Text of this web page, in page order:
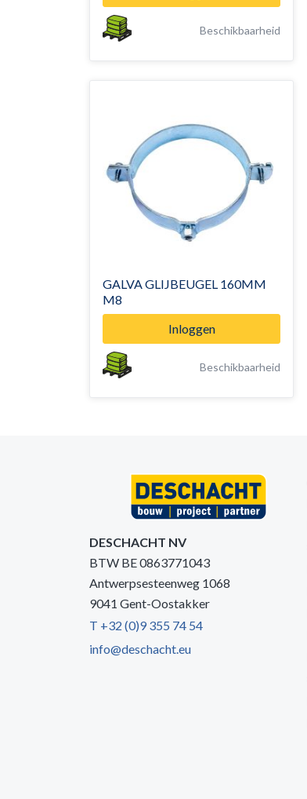
Beschikbaarheid
GALVA GLIJBEUGEL 160MM
M8
Inloggen
Beschikbaarheid
DESCHACHT NV
BTW BE 0863771043
Antwerpsesteenweg 1068
9041 Gent-Oostakker
T +32 (0)9 355 74 54
info@deschacht.eu